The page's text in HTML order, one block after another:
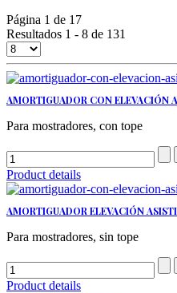
Página 1 de 17
Resultados 1 - 8 de 131
AMORTIGUADOR CON ELEVACIÓN
Para mostradores, con tope
Product details
AMORTIGUADOR ELEVACIÓN
Para mostradores, sin tope
Product details